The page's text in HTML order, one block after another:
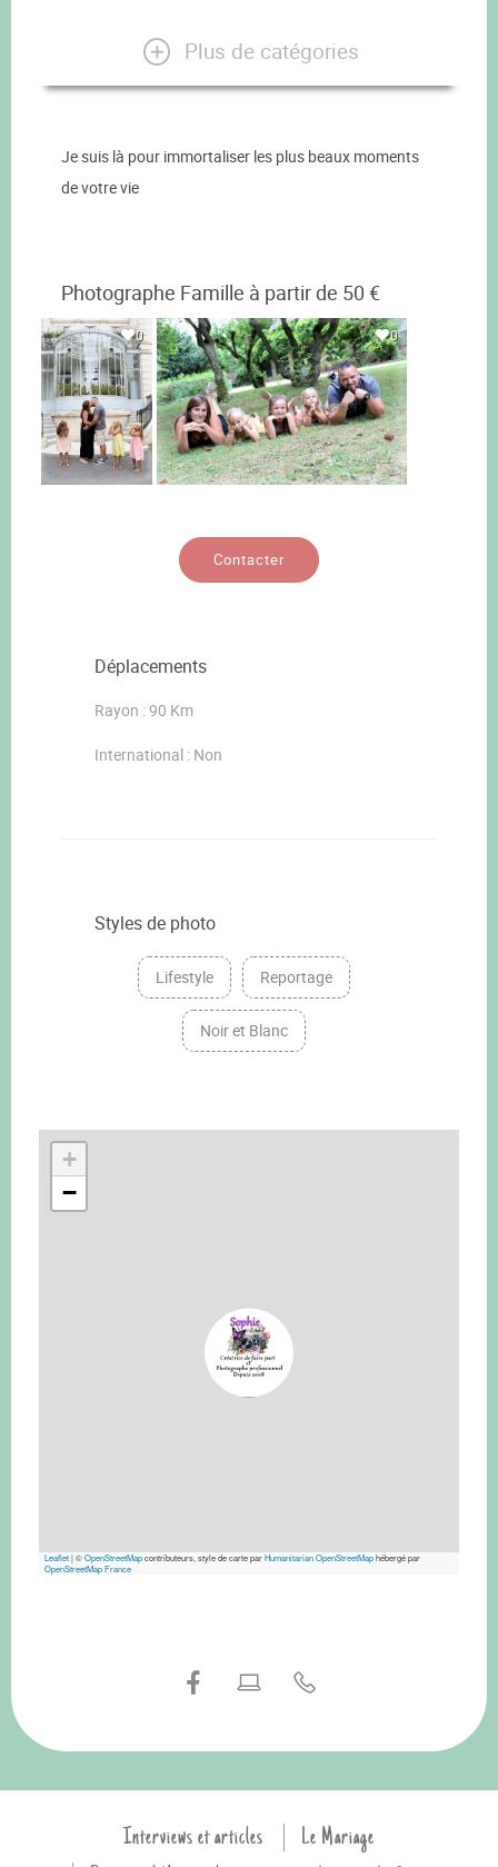
Plus de catégories
Je suis là pour immortaliser les plus beaux moments
de votre vie
Photographe Famille à partir de 50 €
0 0
Contacter
Déplacements
Rayon : 90 Km
International : Non
Styles de photo
Lifestyle Reportage
Noir et Blanc
+
−
Leaflet|©OpenStreetMapcontributeurs, style de carte parHumanitarian OpenStreetMaphébergé par
OpenStreetMap France
Interviews et articles
Le Mariage